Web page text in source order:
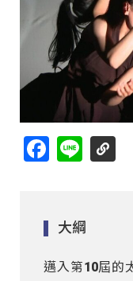
Facebook
Line
大綱
邁入第10屆的